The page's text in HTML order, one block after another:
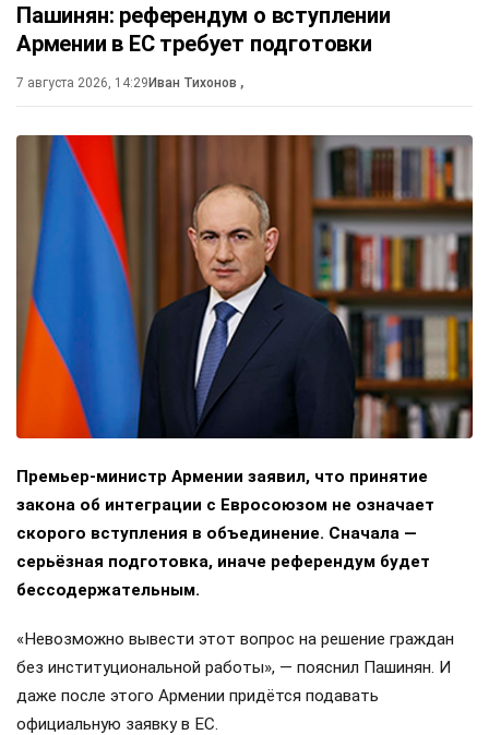
Пашинян: референдум о вступлении
Армении в ЕС требует подготовки
7 августа 2026, 14:29Иван Тихонов ,
Премьер-министр Армении заявил, что принятие
закона об интеграции с Евросоюзом не означает
скорого вступления в объединение. Сначала —
серьёзная подготовка, иначе референдум будет
бессодержательным.
«Невозможно вывести этот вопрос на решение граждан
без институциональной работы», — пояснил Пашинян. И
даже после этого Армении придётся подавать
официальную заявку в ЕС.